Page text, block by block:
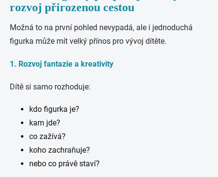
rozvoj přirozenou cestou
Možná to na první pohled nevypadá, ale i jednoduchá
figurka může mít velký přínos pro vývoj dítěte.
1. Rozvoj fantazie a kreativity
Dítě si samo rozhoduje:
kdo figurka je?
kam jde?
co zažívá?
koho zachraňuje?
nebo co právě staví?